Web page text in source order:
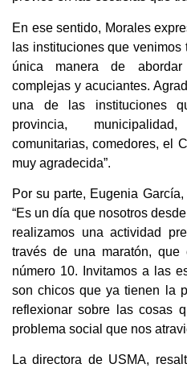
En ese sentido, Morales
las instituciones que
única manera de
complejas y acuciantes.
una de las instituciones
provincia,
comunitarias, comedores, el
muy agradecida”.
Por su parte, Eugenia
“Es un día que nosotros
realizamos una actividad
través de una maratón,
número 10. Invitamos a las
son chicos que ya tienen la
reflexionar sobre las cosas
problema social que nos
La directora de USMA,